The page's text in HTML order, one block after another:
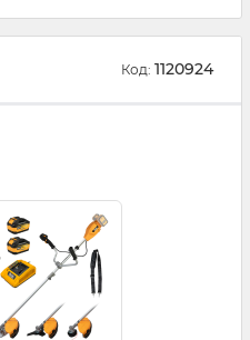
Код: 1120924